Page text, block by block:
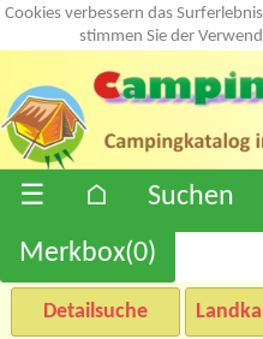
Cookies verbessern das
stimmen Sie der
☰ ⌂ Suchen
Merkbox(0)
Detailsuche